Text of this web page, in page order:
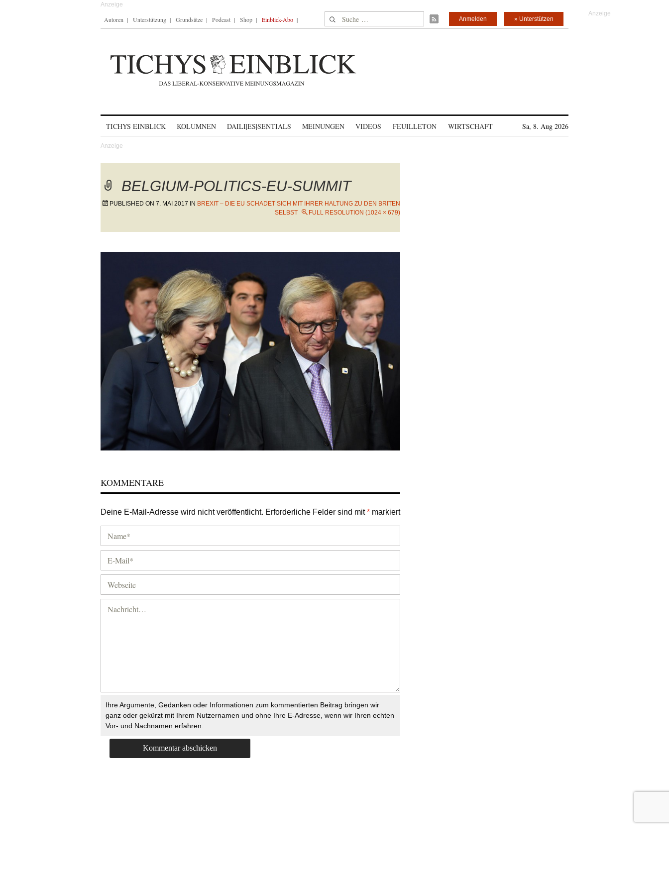
Autoren Unterstützung Grundsätze Podcast Shop Einblick-Abo Suche nach: » Unterstützen
Anmelden
TICHYS EINBLICK KOLUMNEN DAILI|ES|SENTIALS MEINUNGEN VIDEOS FEUILLETON WIRTSCHAFT Sa, 8. Aug 2026
BELGIUM-POLITICS-EU-SUMMIT
PUBLISHED ON 7. MAI 2017 IN BREXIT – DIE EU SCHADET SICH MIT IHRER HALTUNG ZU DEN BRITEN
SELBST
FULL RESOLUTION (1024 × 679)
KOMMENTARE
Deine E-Mail-Adresse wird nicht veröffentlicht. Erforderliche Felder sind mit* markiert
Ihre Argumente, Gedanken oder Informationen zum kommentierten Beitrag bringen wir
ganz oder gekürzt mit Ihrem Nutzernamen und ohne Ihre E-Adresse, wenn wir Ihren echten
Vor- und Nachnamen erfahren.